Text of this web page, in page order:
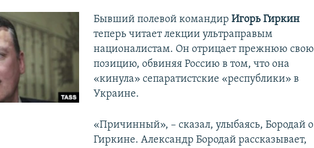
Бывший полевой командир Игорь Гиркин
теперь читает лекции ультраправым
националистам. Он отрицает прежнюю свою
позицию, обвиняя Россию в том, что она
«кинула» сепаратистские «республики» в
Украине.
«Причинный», – сказал, улыбаясь, Бородай о
Гиркине. Александр Бородай рассказывает,